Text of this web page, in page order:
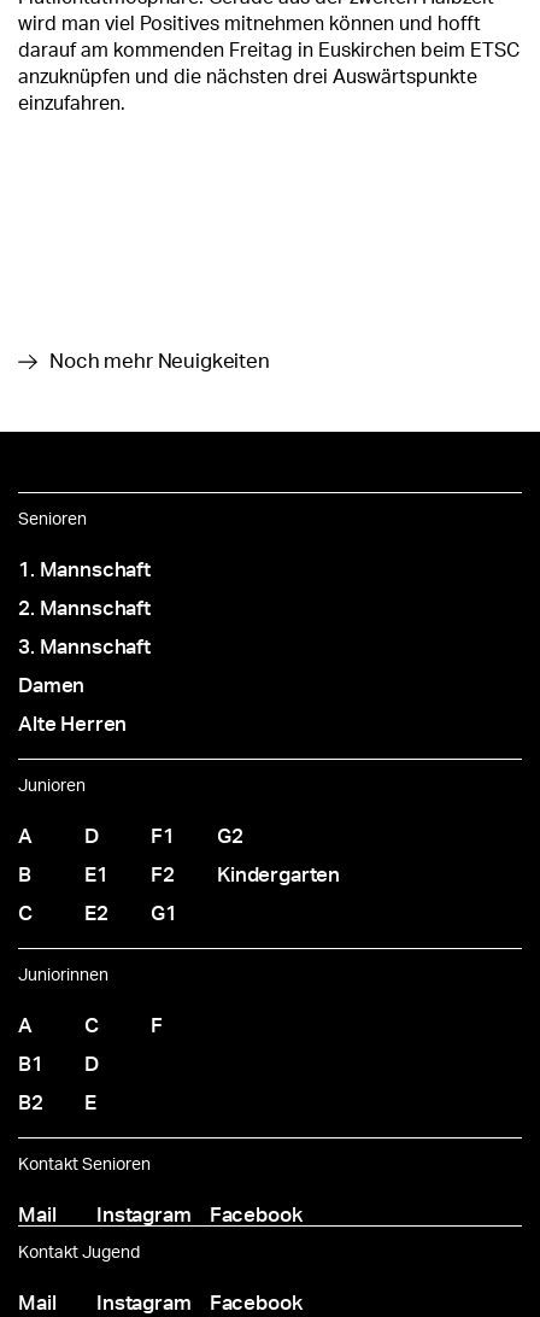
wird man viel Positives mitnehmen können und hofft
darauf am kommenden Freitag in Euskirchen beim ETSC
anzuknüpfen und die nächsten drei Auswärtspunkte
einzufahren.
Noch mehr Neuigkeiten
Senioren
1. Mannschaft
2. Mannschaft
3. Mannschaft
Damen
Alte Herren
Junioren
A
B
C
D
E1
E2
F1
F2
G1
G2
Kindergarten
Juniorinnen
A
B1
B2
C
D
E
F
Kontakt Senioren
Mail Instagram Facebook
Kontakt Jugend
Mail Instagram Facebook